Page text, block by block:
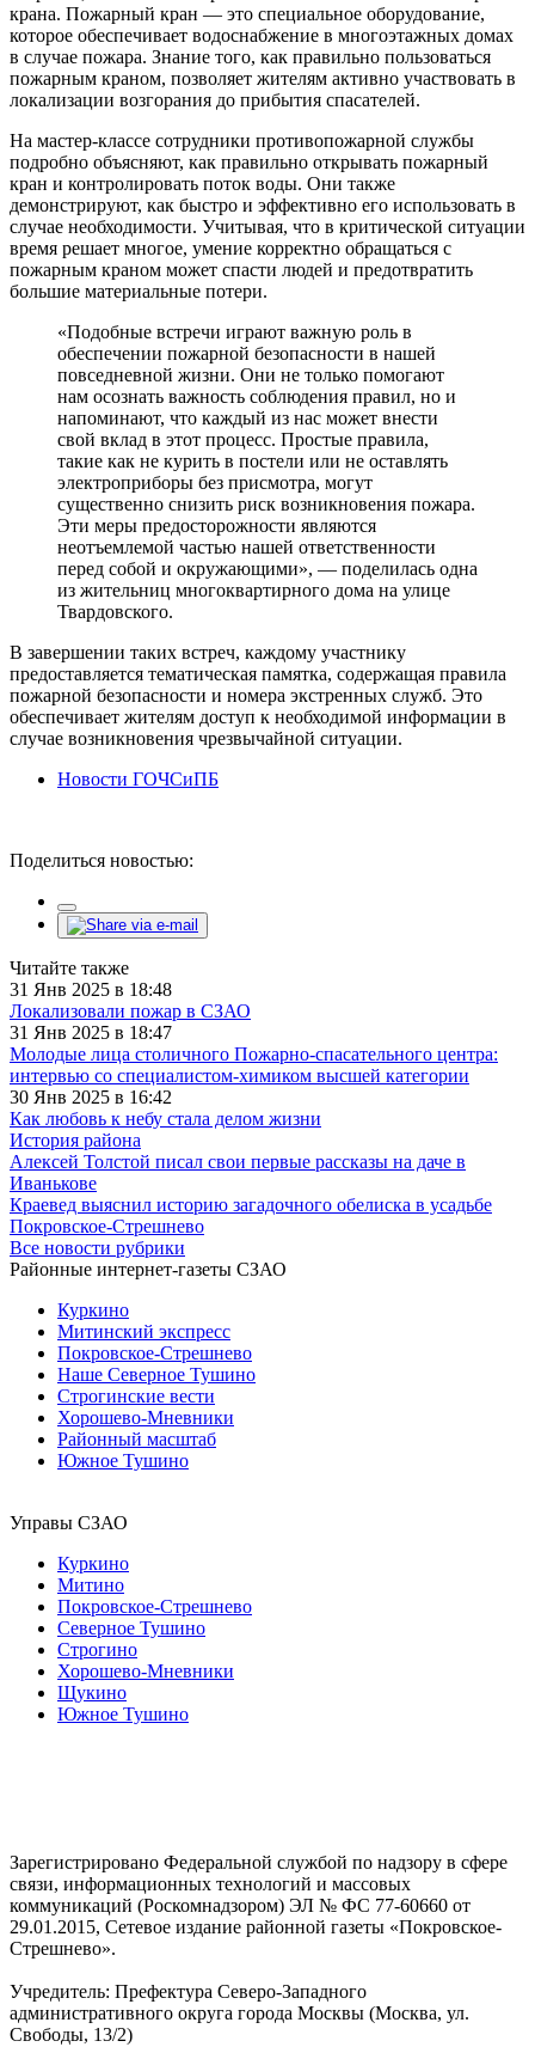
крана. Пожарный кран — это специальное оборудование,
которое обеспечивает водоснабжение в многоэтажных домах
в случае пожара. Знание того, как правильно пользоваться
пожарным краном, позволяет жителям активно участвовать в
локализации возгорания до прибытия спасателей.
На мастер-классе сотрудники противопожарной службы
подробно объясняют, как правильно открывать пожарный
кран и контролировать поток воды. Они также
демонстрируют, как быстро и эффективно его использовать в
случае необходимости. Учитывая, что в критической ситуации
время решает многое, умение корректно обращаться с
пожарным краном может спасти людей и предотвратить
большие материальные потери.
«Подобные встречи играют важную роль в
обеспечении пожарной безопасности в нашей
повседневной жизни. Они не только помогают
нам осознать важность соблюдения правил, но и
напоминают, что каждый из нас может внести
свой вклад в этот процесс. Простые правила,
такие как не курить в постели или не оставлять
электроприборы без присмотра, могут
существенно снизить риск возникновения пожара.
Эти меры предосторожности являются
неотъемлемой частью нашей ответственности
перед собой и окружающими», — поделилась одна
из жительниц многоквартирного дома на улице
Твардовского.
В завершении таких встреч, каждому участнику
предоставляется тематическая памятка, содержащая правила
пожарной безопасности и номера экстренных служб. Это
обеспечивает жителям доступ к необходимой информации в
случае возникновения чрезвычайной ситуации.
Новости ГОЧСиПБ
Поделиться новостью:
Читайте также
31 Янв 2025 в 18:48
Локализовали пожар в СЗАО
31 Янв 2025 в 18:47
Молодые лица столичного Пожарно-спасательного центра:
интервью со специалистом-химиком высшей категории
30 Янв 2025 в 16:42
Как любовь к небу стала делом жизни
История района
Алексей Толстой писал свои первые рассказы на даче в
Иванькове
Краевед выяснил историю загадочного обелиска в усадьбе
Покровское-Стрешнево
Все новости рубрики
Районные интернет-газеты СЗАО
Куркино
Митинский экспресс
Покровское-Стрешнево
Наше Северное Тушино
Строгинские вести
Хорошево-Мневники
Районный масштаб
Южное Тушино
Управы СЗАО
Куркино
Митино
Покровское-Стрешнево
Северное Тушино
Строгино
Хорошево-Мневники
Щукино
Южное Тушино
Зарегистрировано Федеральной службой по надзору в сфере
связи, информационных технологий и массовых
коммуникаций (Роскомнадзором) ЭЛ № ФС 77-60660 от
29.01.2015, Сетевое издание районной газеты «Покровское-
Стрешнево».
Учредитель: Префектура Северо-Западного
административного округа города Москвы (Москва, ул.
Свободы, 13/2)